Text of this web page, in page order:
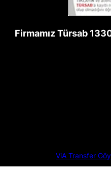
Firmamız Türsab
ViA Transfer